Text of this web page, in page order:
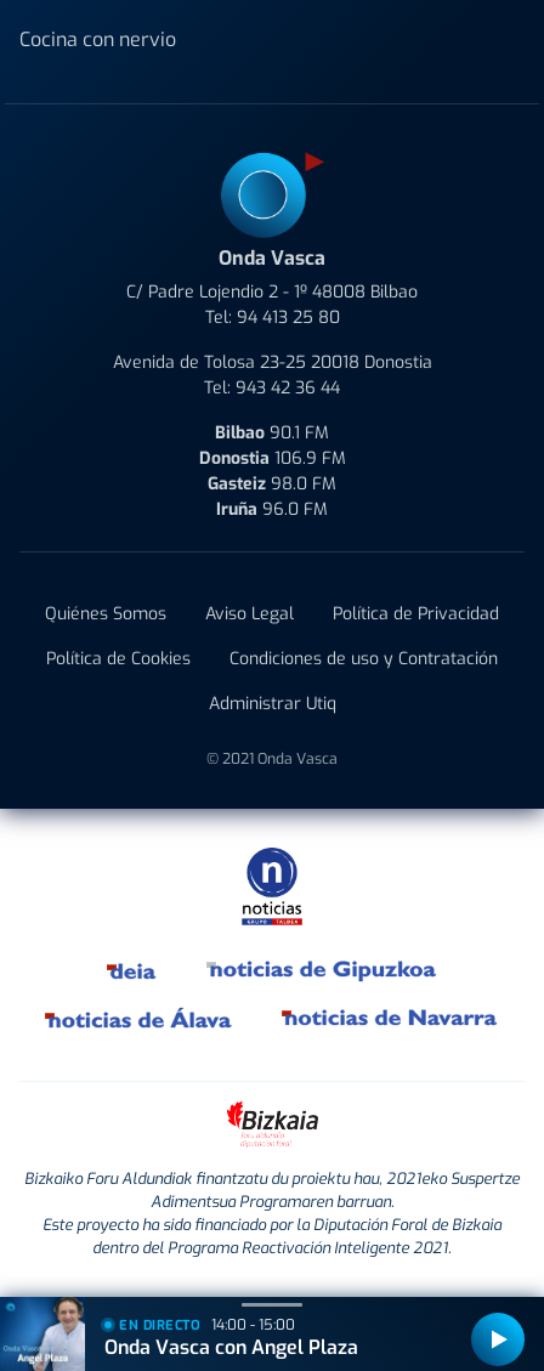
Cocina con nervio
Onda Vasca
C/ Padre Lojendio 2 - 1º 48008 Bilbao
Tel: 94 413 25 80
Avenida de Tolosa 23-25 20018 Donostia
Tel: 943 42 36 44
Bilbao 90.1 FM
Donostia 106.9 FM
Gasteiz 98.0 FM
Iruña 96.0 FM
Quiénes Somos Aviso Legal
Política de Privacidad
Política de Cookies
Condiciones de uso y Contratación
Administrar Utiq
© 2021 Onda Vasca
Bizkaiko Foru Aldundiak finantzatu du proiektu hau, 2021eko Suspertze
Adimentsua Programaren barruan.
Este proyecto ha sido financiado por la Diputación Foral de Bizkaia
dentro del Programa Reactivación Inteligente 2021.
EN DIRECTO 14:00 - 15:00
Onda Vasca con Angel Plaza